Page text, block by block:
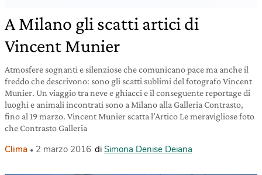
A Milano gli scatti artici di
Vincent Munier
Atmosfere sognanti e silenziose che comunicano pace ma anche il
freddo che descrivono: sono gli scatti sublimi del fotografo Vincent
Munier. Un viaggio tra neve e ghiacci e il conseguente reportage di
luoghi e animali incontrati sono a Milano alla Galleria Contrasto,
fino al 19 marzo. Vincent Munier scatta l’Artico Le meravigliose foto
che Contrasto Galleria
Clima 2 marzo 2016 di Simona Denise Deiana